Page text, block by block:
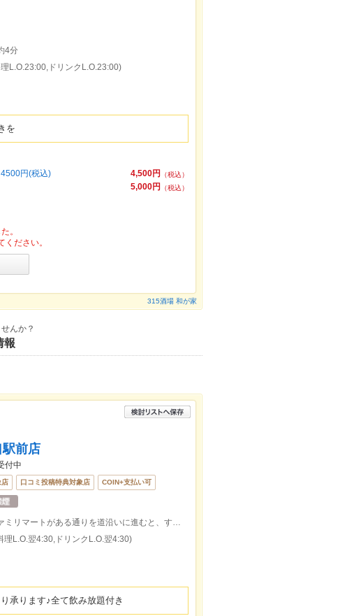
4分
L.O.23:00,ドリンクL.O.23:00)
を
4,500円
（税込）
円(税込)
5,000円
（税込）
。
ださい。
315酒場 和が家
んか？
報
前店
付中
店 口コミ投稿特典対象店 COIN+支払い可
和光市駅南口を降りて、左手のファミリマートがある通りを道沿いに進むと、すぐ看板が見えます。
L.O.翌4:30,ドリンクL.O.翌4:30)
承ります♪全て飲み放題付き